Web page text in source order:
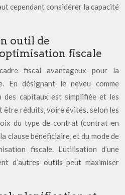
cependant considérer la capacité
outil de
fiscale
fiscal avantageux pour la
En désignant le neveu comme
des capitaux est simplifiée et les
être réduits, voire évités, selon les
du type de contrat (contrat en
clause bénéficiaire, et du mode de
fiscale. L’utilisation d’une
d’autres outils peut maximiser